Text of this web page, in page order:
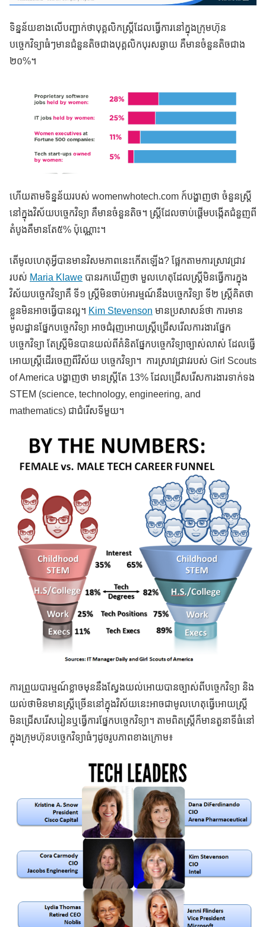
ទិន្នន័យខាងលើបញ្ជាក់ថាបុគ្គលិកស្រ្តីដែលធ្វើការនៅក្នុងក្រុមហ៊ុន
បច្ចេកវិទ្យាធំៗមានជំនួនតិចជាងបុគ្គលិកបុរសឆ្ងាយ គឺមានចំនួនតិចជាង
២០%។
ហើយតាមទិន្នន័យរបស់ womenwhotech.com ក៍បង្ហាញថា ចំនួនស្រ្តី
នៅក្នុងវិស័យបច្ចេកវិទ្យា គឺមានចំនួនតិច។ ស្ត្រីដែលចាប់ផ្តើមបង្កើតជំនួញពី
តំបូងគឺមានតែ៥% ប៉ុណ្ណោះ។
តើមូលហេតុអ្វីបានមានវិសមភាពនេះកើតឡើង? ផ្អែកតាមការស្រាវជ្រាវ
របស់ Maria Klawe បានរកឃើញថា មួលហេតុដែលស្ត្រីមិនធ្វើការក្នុង
វិស័យបច្ចេកវិទ្យាគឺ ទី១ ស្រ្តីមិនចាប់អារម្មណ៍នឹងបច្ចេកវិទ្យា ទី២ ស្ត្រីគិតថា
ខ្លួនមិនអាចធ្វើបានល្អ។ Kim Stevenson មានប្រសាសន៍ថា ការមាន
មូលដ្ឋានផ្នែកបច្ចេកវិទ្យា អាចជំរុញអោយស្ត្រីជ្រើសរើលការងារផ្នែក
បច្ចេកវិទ្យា តែស្ត្រីមិនបានយល់ពីគំនិតផ្នែកបច្ចេកវិទ្យាច្បាស់លាស់ ដែលធ្វើ
អោយស្ត្រីដើរចេញពីវិស័យ បច្ចេកវិទ្យា។ ការស្រាវជ្រាវរបស់ Girl Scouts
of America បង្ហាញថា មានស្ត្រីតែ 13% ដែលជ្រើសរើសការងារទាក់ទង
STEM (science, technology, engineering, and
mathematics) ជាជំរើសទីមួយ។
ការព្រួយបារម្មណ៍ខ្លាចមុននឹងស្វែងយល់អោយបានច្បាស់ពីបច្ចេកវិទ្យា និង
យល់ថាមិនមានស្រ្តីច្រើននៅក្នុងវិស័យនេះអាចជាមូលហេតុធ្វើអោយស្ត្រី
មិនជ្រើសរើសរៀនឬធ្វើការផ្នែកបច្ចេកវិទ្យា។ តាមពិតស្ត្រីក៏មានតួនាទីធំនៅ
ក្នុងក្រុមហ៊ុនបច្ចេកវិទ្យាធំៗដូចរូបភាពខាងក្រោម៖